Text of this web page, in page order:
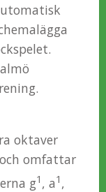
oktaver
omfattar
g1 , a1 ,